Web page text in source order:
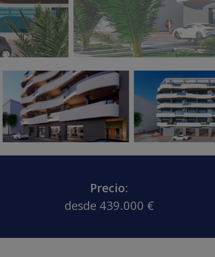
Precio:
desde 439.000 €